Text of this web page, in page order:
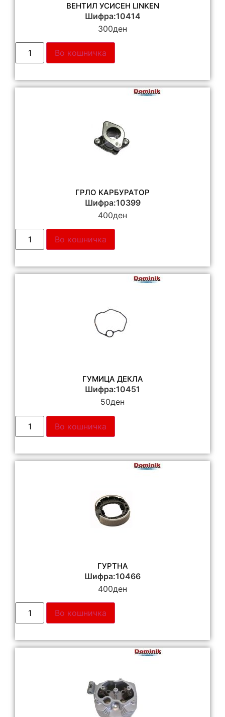
ВЕНТИЛ УСИСЕН LINKEN
Шифра:10414
300ден
Во кошничка
ГРЛО КАРБУРАТОР
Шифра:10399
400ден
Во кошничка
ГУМИЦА ДЕКЛА
Шифра:10451
50ден
Во кошничка
ГУРТНА
Шифра:10466
400ден
Во кошничка